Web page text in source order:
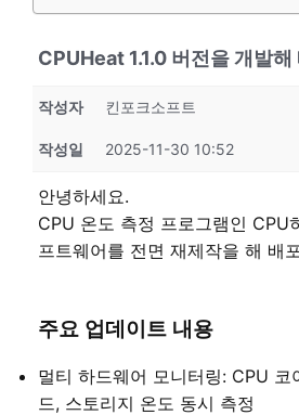
CPUHeat 1.1.0 버전을 개발
작성자 킨포크소프트
작성일 2025-11-30 10:52
안녕하세요.
CPU 온도 측정 프로그램인 CPU
프트웨어를 전면 재제작을 해 배
주요 업데이트 내용
멀티 하드웨어 모니터링: CPU 코
드, 스토리지 온도 동시 측정